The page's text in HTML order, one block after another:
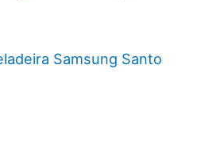
Samsung Santo